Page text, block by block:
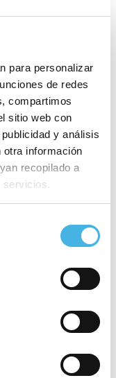
para personalizar
de redes
compartimos
sitio web con
y análisis
otra información
recopilado a
servicios.
Valenciana
Valenciana –
de Grupos